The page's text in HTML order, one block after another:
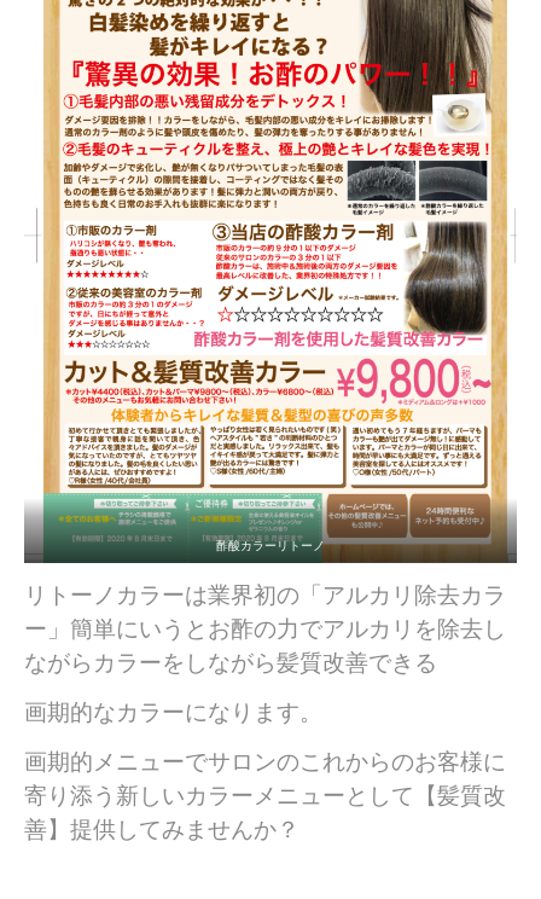
酢酸カラーリトーノ
リトーノカラーは業界初の「アルカリ除去カラ
ー」簡単にいうとお酢の力でアルカリを除去し
ながらカラーをしながら髪質改善できる
画期的なカラーになります。
画期的メニューでサロンのこれからのお客様に
寄り添う新しいカラーメニューとして【髪質改
善】提供してみませんか？